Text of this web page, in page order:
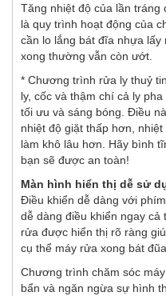
Tăng nhiệt độ của lần tráng
là quy trình hoạt động của
cần lo lắng bát đĩa nhựa
xong thường vẫn còn ướt.
* Chương trình rửa ly thuỷ
ly, cốc và thậm chí cả ly
tối ưu và sáng bóng. Điều
nhiệt độ giặt thấp hơn,
làm khô lâu hơn. Hãy bình
bạn sẽ được an toàn!
Màn hình hiển thị dễ sử
Điều khiển dễ dàng với
dễ dàng điều khiển ngay
rửa được hiển thị rõ ràng
cụ thể máy rửa xong bát
Chương trình chăm sóc
bẩn và ngăn ngừa sự hình